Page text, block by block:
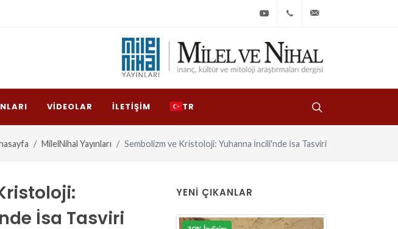
Youtube +90
533
VIDEOLAR İLETIŞIM TR
MilelNihal Yayınları Sembolizm ve Kristoloji: Yuhanna İncili'nde İsa Tasviri
İsa Tasviri
YENI ÇIKANLAR